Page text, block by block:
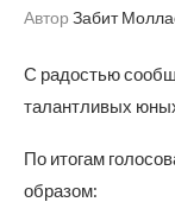
Автор Забит
С радостью
талантливых
По итогам
образом: